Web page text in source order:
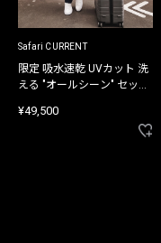
Safari CURRENT
限定 吸水速乾 UVカット 洗
える "オールシーン" セット
¥49,500